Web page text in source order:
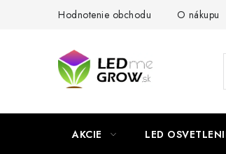
Hodnotenie obchodu O nákupu
AKCIE LED